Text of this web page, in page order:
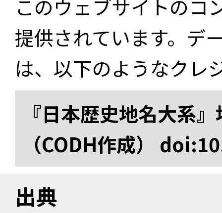
このウェブサイトのコ
提供されています。デ
は、以下のようなクレ
『日本歴史地名大系
（CODH作成）
出典